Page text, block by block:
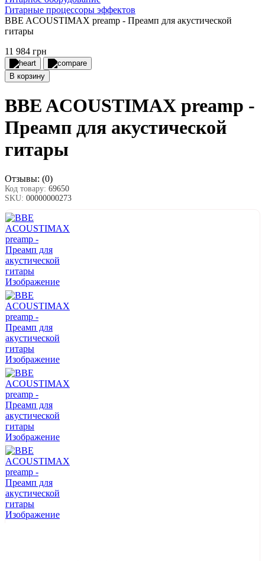
Гитарные процессоры эффектов
BBE ACOUSTIMAX preamp - Преамп для акустической
гитары
11 984 грн
В корзину
BBE ACOUSTIMAX preamp -
Преамп для акустической
гитары
Отзывы: (0)
Код товару: 69650
SKU: 00000000273